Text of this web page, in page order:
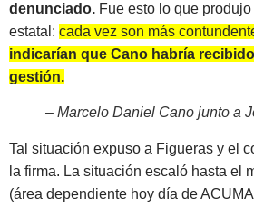
denunciado. Fue esto lo que
estatal: cada vez son más
indicarían que Cano habría
gestión.
– Marcelo Daniel Cano junto a
Tal situación expuso a Figueras y el
la firma. La situación escaló hasta el
(área dependiente hoy día de